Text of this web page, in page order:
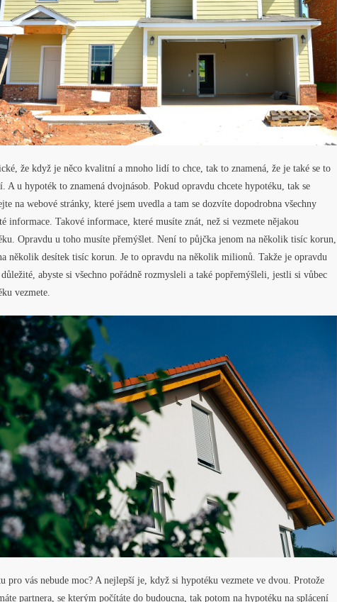
že když je něco kvalitní a mnoho lidí to chce, tak to znamená, že je také se to
A u hypoték to znamená dvojnásob. Pokud opravdu chcete hypotéku, tak se
na webové stránky, které jsem uvedla a tam se dozvíte dopodrobna všechny
informace. Takové informace, které musíte znát, než si vezmete nějakou
Opravdu u toho musíte přemýšlet. Není to půjčka jenom na několik tisíc korun,
několik desítek tisíc korun. Je to opravdu na několik milionů. Takže je opravdu
abyste si všechno pořádně rozmysleli a také popřemýšleli, jestli si vůbec
vezmete.
pro vás nebude moc? A nejlepší je, když si hypotéku vezmete ve dvou. Protože
partnera, se kterým počítáte do budoucna, tak potom na hypotéku na splácení